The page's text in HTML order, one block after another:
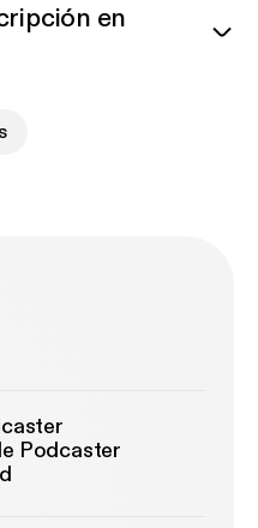
en
Podcaster